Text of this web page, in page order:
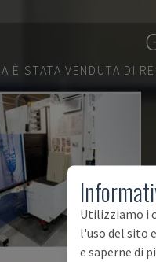
È STATA VENDUTA DI
Utilizziamo i
l'uso del sito
e saperne di